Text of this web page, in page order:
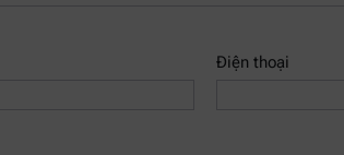
Điện thoại